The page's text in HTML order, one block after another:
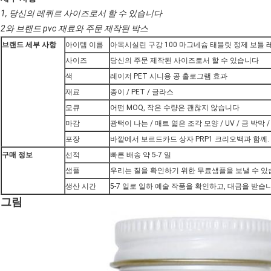
1, 당신의 레퀴르 사이즈로서 할 수 있습니다
2와 브랜드 pvc 재료와 주문 제작된 박스
브랜드 세부 사항 아이템 이름
아목시실린 구강 100 마그네슘 태블릿 정제 보틀
사이즈
당신의 주문 제작된 사이즈로서 할 수 있습니다
색
레이저 PET 시니용 공 홀로그램 효과
재료
종이 / PET / 글라스
모큐
어떤 MOQ, 작은 수량은 괜찮지 않습니다
마감
광택이 나는 / 매트 엷은 조각 모양 / UV / 금 박막
포장
바깥에서 보르드카드 상자 PRP1 크리오백과 함께.
구매 정보
선적
빠른 배송 약 5-7 일
샘플
우리는 질을 확인하기 위한 무료샘플을 보낼 수 있
생산 시간
5-7 일로 일하 예술 작품을 확인하고, 대금을 받습
그림